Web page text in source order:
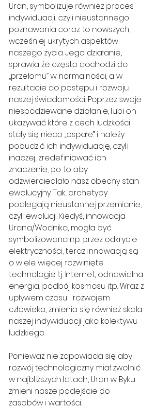
Uran, symbolizuje również proces
indywiduacji, czyli nieustannego
poznawania coraz to nowszych,
wcześniej ukrytych aspektów
naszego życia. Jego działanie,
sprawia że często dochodzi do
„przełomu” w normalności, a w
rezultacie do postępu i rozwoju
naszej świadomości. Poprzez swoje
niespodziewane działanie, lubi on
ukazywać które z cech ludzkości
stały się nieco „ospałe” i należy
pobudzić ich indywiduację, czyli
inaczej, zredefiniować ich
znaczenie, po to aby
odzwierciedlało nasz obecny stan
ewolucyjny. Tak, archetypy
podlegają nieustannej przemianie,
czyli ewolucji. Kiedyś, innowacja
Urana/Wodnika, mogła być
symbolizowana np. przez odkrycie
elektryczności, teraz innowacją są
o wiele więcej rozwinięte
technologie tj. Internet, odnawialna
energia, podbój kosmosu itp. Wraz z
upływem czasu i rozwojem
człowieka, zmienia się również skala
naszej indywiduacji jako kolektywu
ludzkiego.
Ponieważ nie zapowiada się aby
rozwój technologiczny miał zwolnić
w najbliższych latach, Uran w Byku
zmieni nasze podejście do
zasobów i wartości.